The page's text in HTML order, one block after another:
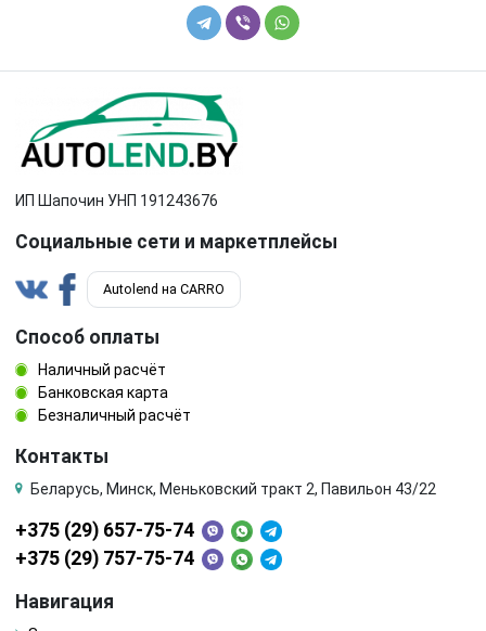
ИП Шапочин УНП 191243676
Социальные сети и маркетплейсы
Autolend на CARRO
Способ оплаты
Наличный расчёт
Банковская карта
Безналичный расчёт
Контакты
Беларусь, Минск, Меньковский тракт 2, Павильон 43/22
+375 (29) 657-75-74
+375 (29) 757-75-74
Навигация